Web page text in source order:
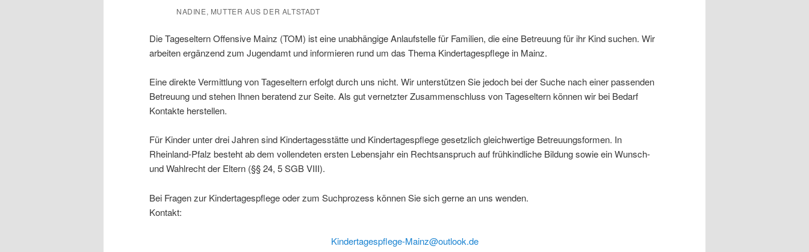
NADINE, MUTTER AUS DER ALTSTADT
Die Tageseltern Offensive Mainz (TOM) ist eine unabhängige Anlaufstelle für Familien, die eine Betreuung für ihr Kind suchen. Wir
arbeiten ergänzend zum Jugendamt und informieren rund um das Thema Kindertagespflege in Mainz.
Eine direkte Vermittlung von Tageseltern erfolgt durch uns nicht. Wir unterstützen Sie jedoch bei der Suche nach einer passenden
Betreuung und stehen Ihnen beratend zur Seite. Als gut vernetzter Zusammenschluss von Tageseltern können wir bei Bedarf
Kontakte herstellen.
Für Kinder unter drei Jahren sind Kindertagesstätte und Kindertagespflege gesetzlich gleichwertige Betreuungsformen. In
Rheinland-Pfalz besteht ab dem vollendeten ersten Lebensjahr ein Rechtsanspruch auf frühkindliche Bildung sowie ein Wunsch-
und Wahlrecht der Eltern (§§ 24, 5 SGB VIII).
Bei Fragen zur Kindertagespflege oder zum Suchprozess können Sie sich gerne an uns wenden.
Kontakt:
Kindertagespflege-Mainz@outlook.de